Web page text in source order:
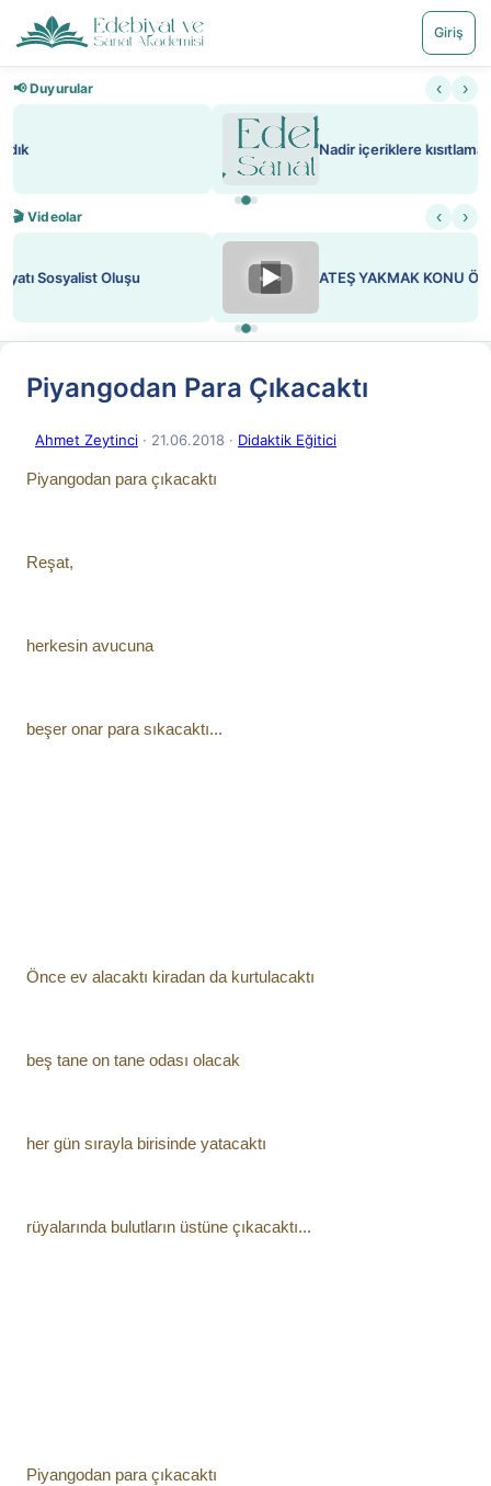
Giriş
📢 Duyurular ‹ ›
Nadir içeriklere kısıtlama ve kredi sistemi getirildi
🎬 Videolar ‹ ›
▶ ATEŞ YAKMAK KONU ÖZET J. LONDON
Piyangodan Para Çıkacaktı
Ahmet Zeytinci · 21.06.2018 · Didaktik Eğitici
Piyangodan para çıkacaktı
Reşat,
herkesin avucuna
beşer onar para sıkacaktı...
Önce ev alacaktı kiradan da kurtulacaktı
beş tane on tane odası olacak
her gün sırayla birisinde yatacaktı
rüyalarında bulutların üstüne çıkacaktı...
Piyangodan para çıkacaktı